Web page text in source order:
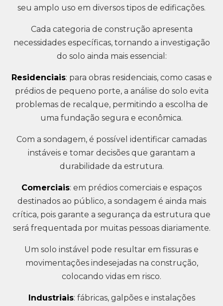
seu amplo uso em diversos tipos de edificações.
Cada categoria de construção apresenta
necessidades específicas, tornando a investigação
do solo ainda mais essencial:
Residenciais: para obras residenciais, como casas e
prédios de pequeno porte, a análise do solo evita
problemas de recalque, permitindo a escolha de
uma fundação segura e econômica.
Com a sondagem, é possível identificar camadas
instáveis e tomar decisões que garantam a
durabilidade da estrutura.
Comerciais: em prédios comerciais e espaços
destinados ao público, a sondagem é ainda mais
crítica, pois garante a segurança da estrutura que
será frequentada por muitas pessoas diariamente.
Um solo instável pode resultar em fissuras e
movimentações indesejadas na construção,
colocando vidas em risco.
Industriais: fábricas, galpões e instalações